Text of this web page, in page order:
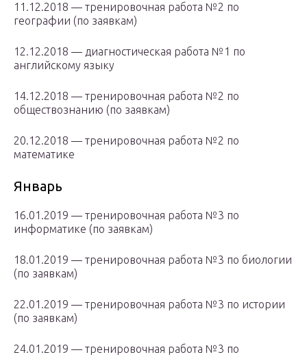
11.12.2018 — тренировочная работа №2 по
географии (по заявкам)
12.12.2018 — диагностическая работа №1 по
английскому языку
14.12.2018 — тренировочная работа №2 по
обществознанию (по заявкам)
20.12.2018 — тренировочная работа №2 по
математике
Январь
16.01.2019 — тренировочная работа №3 по
информатике (по заявкам)
18.01.2019 — тренировочная работа №3 по биологии
(по заявкам)
22.01.2019 — тренировочная работа №3 по истории
(по заявкам)
24.01.2019 — тренировочная работа №3 по